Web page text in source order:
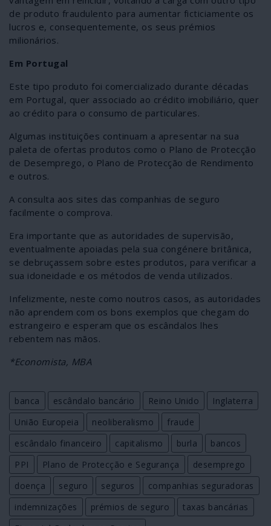
de produto fraudulento para aumentar ficticiamente os
lucros e, consequentemente, os seus prémios
milionários.
Em Portugal
Este tipo produto foi comercializado durante décadas
em Portugal, quer associado ao crédito imobiliário, quer
ao crédito para o consumo de particulares.
Algumas instituições continuam a apresentar na sua
paleta de ofertas produtos como o Plano de Protecção
de Desemprego, o Plano de Protecção de Rendimento
e outros.
A consulta aos sites das companhias de seguro
facilmente o comprova.
Era importante que as autoridades de supervisão,
eventualmente apoiadas pela sua congénere britânica,
se debruçassem sobre estes produtos, para verificar a
sua idoneidade e os métodos de venda utilizados.
Infelizmente, neste como noutros casos, as autoridades
não aprendem com os bons exemplos que chegam do
estrangeiro e esperam que os escândalos lhes
rebentem nas mãos.
*Economista, MBA
banca escândalo bancário Reino Unido
Inglaterra
União Europeia
neoliberalismo
fraude
escândalo financeiro
capitalismo burla
bancos
PPI
Plano de Protecção e Segurança
desemprego
doença
seguro seguros
companhias seguradoras
indemnizações
prémios de seguro
taxas bancárias